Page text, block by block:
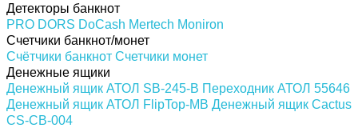
Детекторы банкнот
PRO DORS DoCash Mertech Moniron
Счетчики банкнот/монет
Счётчики банкнот Счетчики монет
Денежные ящики
Денежный ящик АТОЛ SB-245-B Переходник АТОЛ 55646
Денежный ящик АТОЛ FlipTop-MB Денежный ящик Cactus
CS-CB-004